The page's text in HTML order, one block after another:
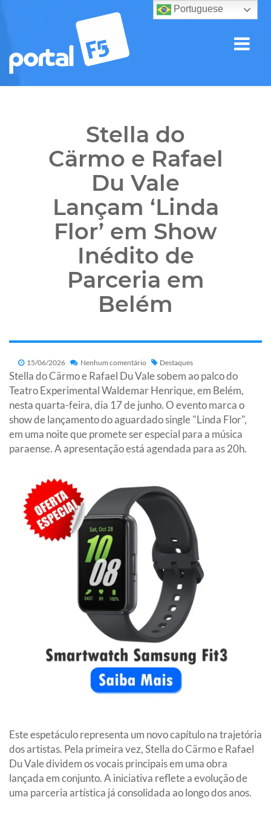
Stella do
Cärmo e Rafael
Du Vale
Lançam ‘Linda
Flor’ em Show
Inédito de
Parceria em
Belém
15/06/2026 Nenhum comentário Destaques
Stella do Cärmo e Rafael Du Vale sobem ao palco do
Teatro Experimental Waldemar Henrique, em Belém,
nesta quarta-feira, dia 17 de junho. O evento marca o
show de lançamento do aguardado single "Linda Flor",
em uma noite que promete ser especial para a música
paraense. A apresentação está agendada para as 20h.
Este espetáculo representa um novo capítulo na trajetória
dos artistas. Pela primeira vez, Stella do Cärmo e Rafael
Du Vale dividem os vocais principais em uma obra
lançada em conjunto. A iniciativa reflete a evolução de
uma parceria artística já consolidada ao longo dos anos.
Portuguese